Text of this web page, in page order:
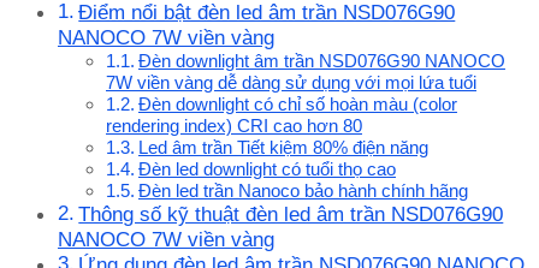
Điểm nổi bật đèn led âm trần NSD076G90
NANOCO 7W viền vàng
Đèn downlight âm trần NSD076G90 NANOCO
7W viền vàng dễ dàng sử dụng với mọi lứa tuổi
Đèn downlight có chỉ số hoàn màu (color
rendering index) CRI cao hơn 80
Led âm trần Tiết kiệm 80% điện năng
Đèn led downlight có tuổi thọ cao
Đèn led trần Nanoco bảo hành chính hãng
Thông số kỹ thuật đèn led âm trần NSD076G90
NANOCO 7W viền vàng